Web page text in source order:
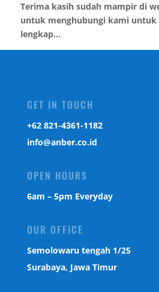
Terima kasih sudah mampir di
untuk menghubungi kami untuk
lengkap...
GET IN TOUCH
‎+62 821-4361-1182
info@anber.co.id
OPEN HOURS
6am – 5pm Everyday
OUR OFFICE
Semolowaru tengah 1/25
Surabaya, Jawa Timur